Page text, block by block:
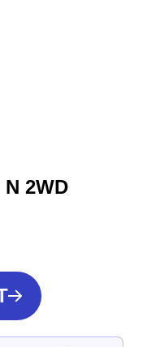
N 2WD